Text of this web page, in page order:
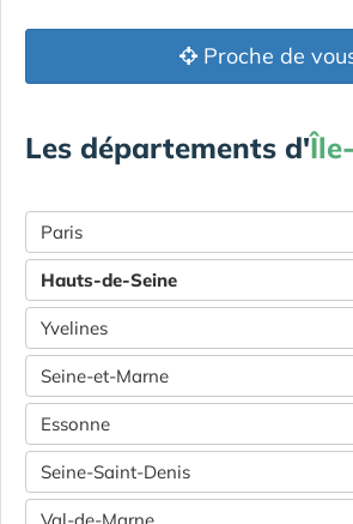
Proche de
Les départements d'
Paris
Hauts-de-Seine
Yvelines
Seine-et-Marne
Essonne
Seine-Saint-Denis